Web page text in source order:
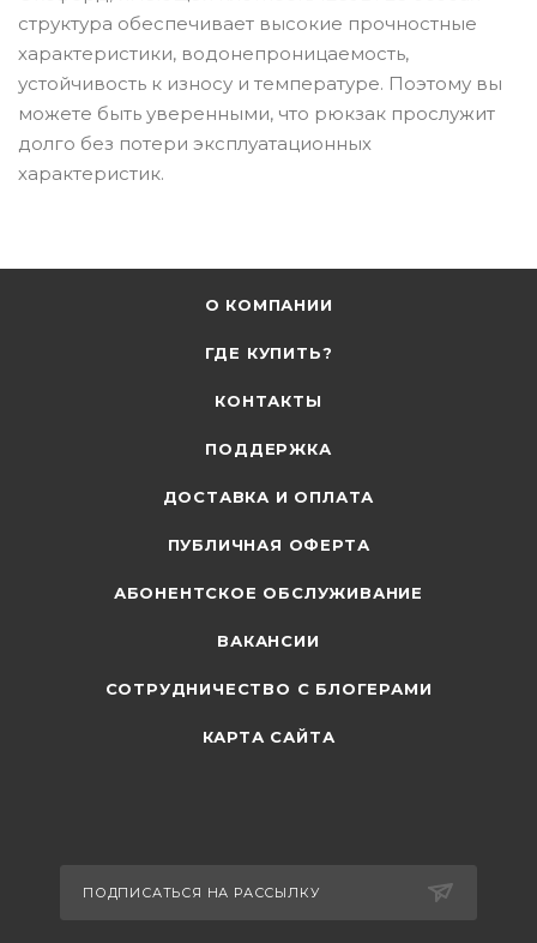
структура обеспечивает высокие прочностные
характеристики, водонепроницаемость,
устойчивость к износу и температуре. Поэтому вы
можете быть уверенными, что рюкзак прослужит
долго без потери эксплуатационных
характеристик.
О КОМПАНИИ
ГДЕ КУПИТЬ?
КОНТАКТЫ
ПОДДЕРЖКА
ДОСТАВКА И ОПЛАТА
ПУБЛИЧНАЯ ОФЕРТА
АБОНЕНТСКОЕ ОБСЛУЖИВАНИЕ
ВАКАНСИИ
СОТРУДНИЧЕСТВО С БЛОГЕРАМИ
КАРТА САЙТА
ПОДПИСАТЬСЯ НА РАССЫЛКУ